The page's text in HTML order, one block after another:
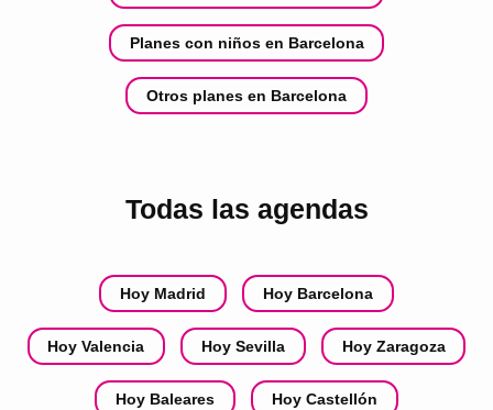
Planes con niños en Barcelona
Otros planes en Barcelona
Todas las agendas
Hoy Madrid Hoy Barcelona
Hoy Valencia Hoy Sevilla Hoy Zaragoza
Hoy Baleares Hoy Castellón